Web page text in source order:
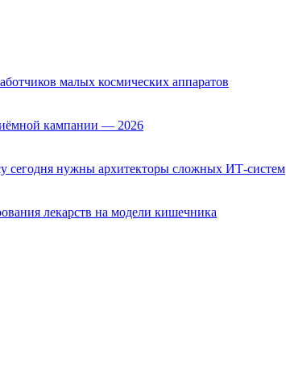
малых космических аппаратов
кампании — 2026
сегодня нужны архитекторы сложных ИТ-систем
лекарств на модели кишечника